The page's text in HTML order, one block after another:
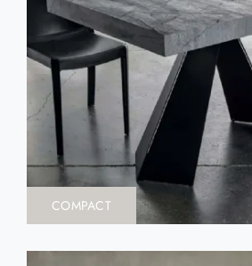
COMPACT